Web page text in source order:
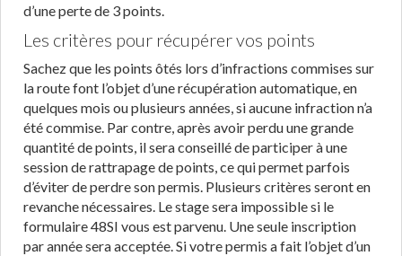
d’une perte de 3 points.
Les critères pour récupérer vos points
Sachez que les points ôtés lors d’infractions commises sur
la route font l’objet d’une récupération automatique, en
quelques mois ou plusieurs années, si aucune infraction n’a
été commise. Par contre, après avoir perdu une grande
quantité de points, il sera conseillé de participer à une
session de rattrapage de points, ce qui permet parfois
d’éviter de perdre son permis. Plusieurs critères seront en
revanche nécessaires. Le stage sera impossible si le
formulaire 48SI vous est parvenu. Une seule inscription
par année sera acceptée. Si votre permis a fait l’objet d’un